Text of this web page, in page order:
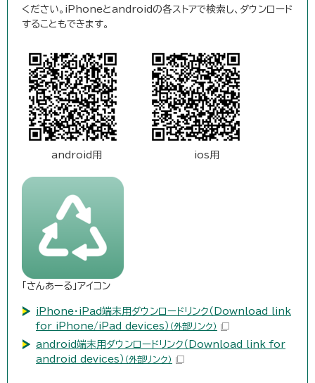
ください。iPhoneとandroidの各ストアで検索し、ダウンロード
することもできます。
android用 ios用
「さんあーる」アイコン
iPhone・iPad端末用ダウンロードリンク（Download link
for iPhone/iPad devices） （外部リンク）
android端末用ダウンロードリンク（Download link for
android devices） （外部リンク）